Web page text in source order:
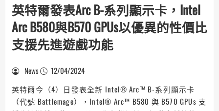
英特爾發表Arc B-系列顯示卡，Intel
Arc B580與B570 GPUs以優異的性價比
支援先進遊戲功能
News
12/04/2024
英特爾今（4）日發表全新 Intel® Arc™ B-系列顯示卡
（代號 Battlemage），Intel® Arc™ B580 與 B570 GPUs 支